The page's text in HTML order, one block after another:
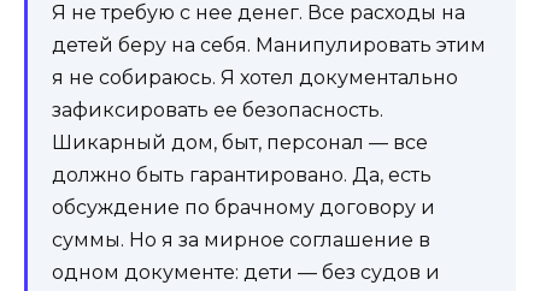
Я не требую с нее денег. Все расходы на
детей беру на себя. Манипулировать этим
я не собираюсь. Я хотел документально
зафиксировать ее безопасность.
Шикарный дом, быт, персонал — все
должно быть гарантировано. Да, есть
обсуждение по брачному договору и
суммы. Но я за мирное соглашение в
одном документе: дети — без судов и